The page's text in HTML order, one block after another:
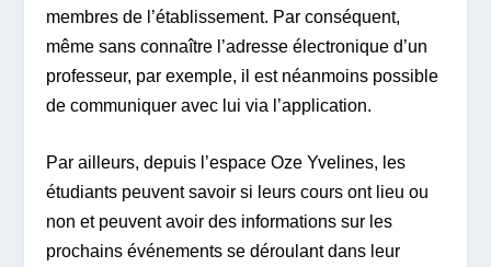
membres de l’établissement. Par conséquent,
même sans connaître l’adresse électronique d’un
professeur, par exemple, il est néanmoins possible
de communiquer avec lui via l’application.
Par ailleurs, depuis l’espace Oze Yvelines, les
étudiants peuvent savoir si leurs cours ont lieu ou
non et peuvent avoir des informations sur les
prochains événements se déroulant dans leur